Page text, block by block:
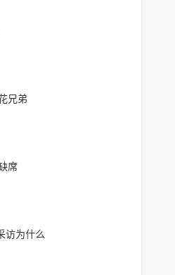
兄弟
席
访为什么